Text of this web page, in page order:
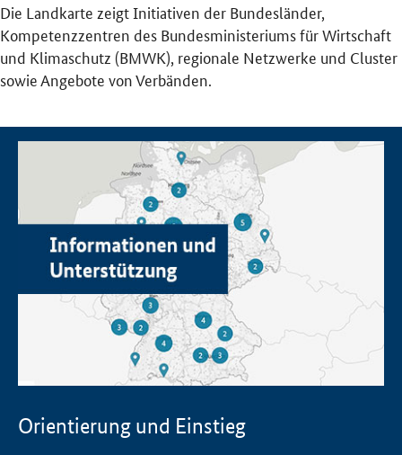
Die Landkarte zeigt Initiativen der Bundesländer,
Kompetenzzentren des Bundesministeriums für Wirtschaft
und Klimaschutz (BMWK), regionale Netzwerke und Cluster
sowie Angebote von Verbänden.
Orientierung und Einstieg